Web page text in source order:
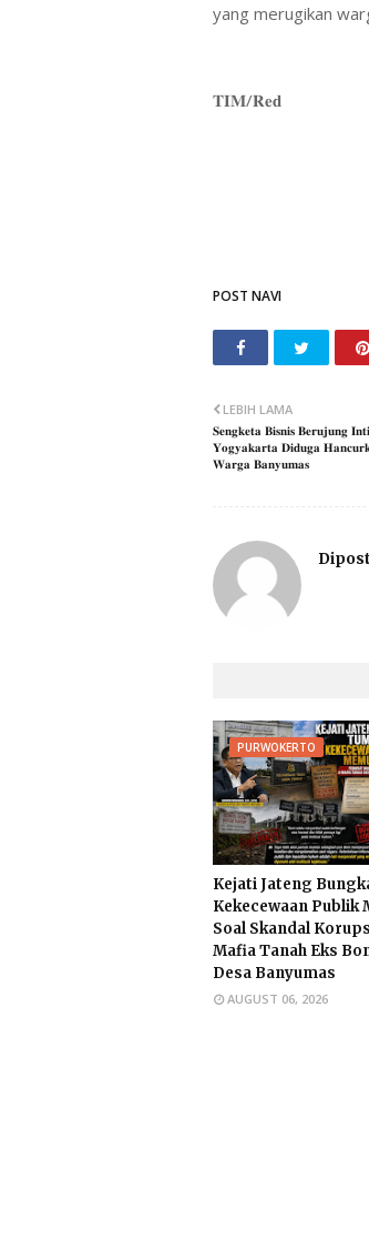
yang merugikan
𝐓𝐈𝐌/𝐑𝐞𝐝
POST NAVI
LEBIH LAMA
​𝐒𝐞𝐧𝐠𝐤𝐞𝐭𝐚 𝐁𝐢𝐬𝐧𝐢𝐬 𝐁𝐞𝐫𝐮𝐣𝐮𝐧𝐠
𝐘𝐨𝐠𝐲𝐚𝐤𝐚𝐫𝐭𝐚 𝐃𝐢𝐝𝐮𝐠𝐚
𝐖𝐚𝐫𝐠𝐚 𝐁𝐚𝐧𝐲𝐮𝐦𝐚𝐬
PURWOKERTO
Kejati Jateng
Kekecewaan Publik
Soal Skandal
Mafia Tanah Eks
Desa Banyumas
AUGUST 06, 2026